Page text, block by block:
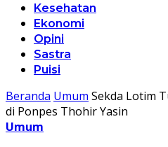
Kesehatan
Ekonomi
Opini
Sastra
Puisi
Beranda Umum Sekda Lotim
di Ponpes Thohir Yasin
Umum